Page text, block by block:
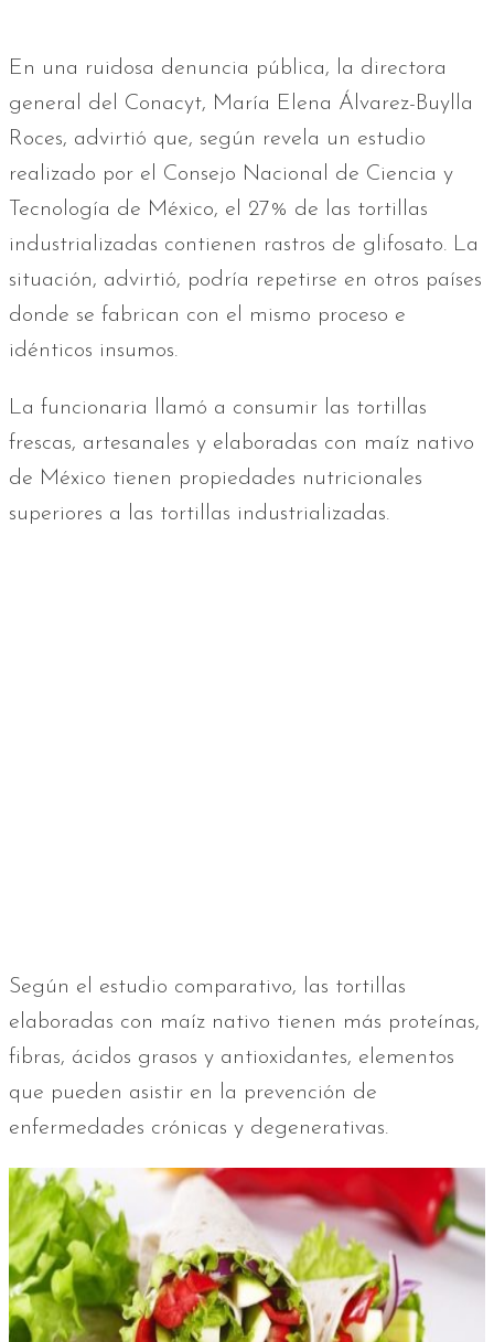
En una ruidosa denuncia pública, la directora
general del Conacyt, María Elena Álvarez-Buylla
Roces, advirtió que, según revela un estudio
realizado por el Consejo Nacional de Ciencia y
Tecnología de México, el 27% de las tortillas
industrializadas contienen rastros de glifosato. La
situación, advirtió, podría repetirse en otros países
donde se fabrican con el mismo proceso e
idénticos insumos.
La funcionaria llamó a consumir las tortillas
frescas, artesanales y elaboradas con maíz nativo
de México tienen propiedades nutricionales
superiores a las tortillas industrializadas.
Según el estudio comparativo, las tortillas
elaboradas con maíz nativo tienen más proteínas,
fibras, ácidos grasos y antioxidantes, elementos
que pueden asistir en la prevención de
enfermedades crónicas y degenerativas.